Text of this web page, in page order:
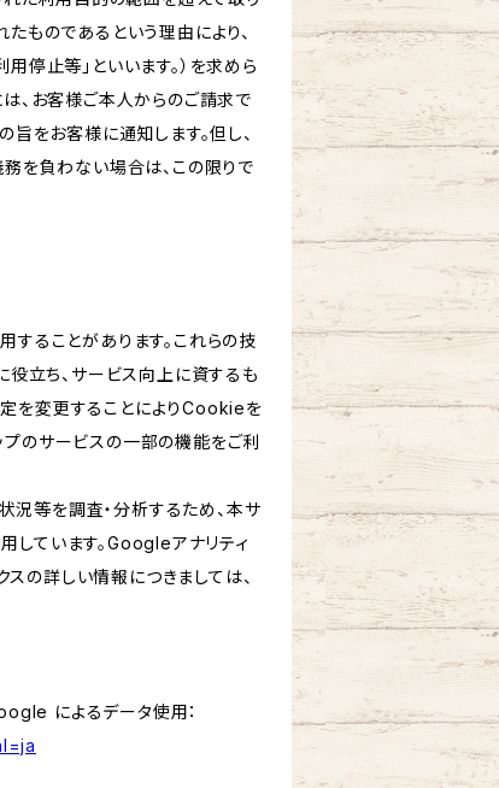
ものであるという理由により、
停止等」といいます。）を求めら
、お客様ご本人からのご請求で
をお客様に通知します。但し、
を負わない場合は、この限りで
することがあります。これらの技
役立ち、サービス向上に資するも
を変更することによりCookieを
プのサービスの一部の機能をご利
況等を調査・分析するため、本サ
ています。Googleアナリティ
の詳しい情報につきましては、
によるデータ使用：